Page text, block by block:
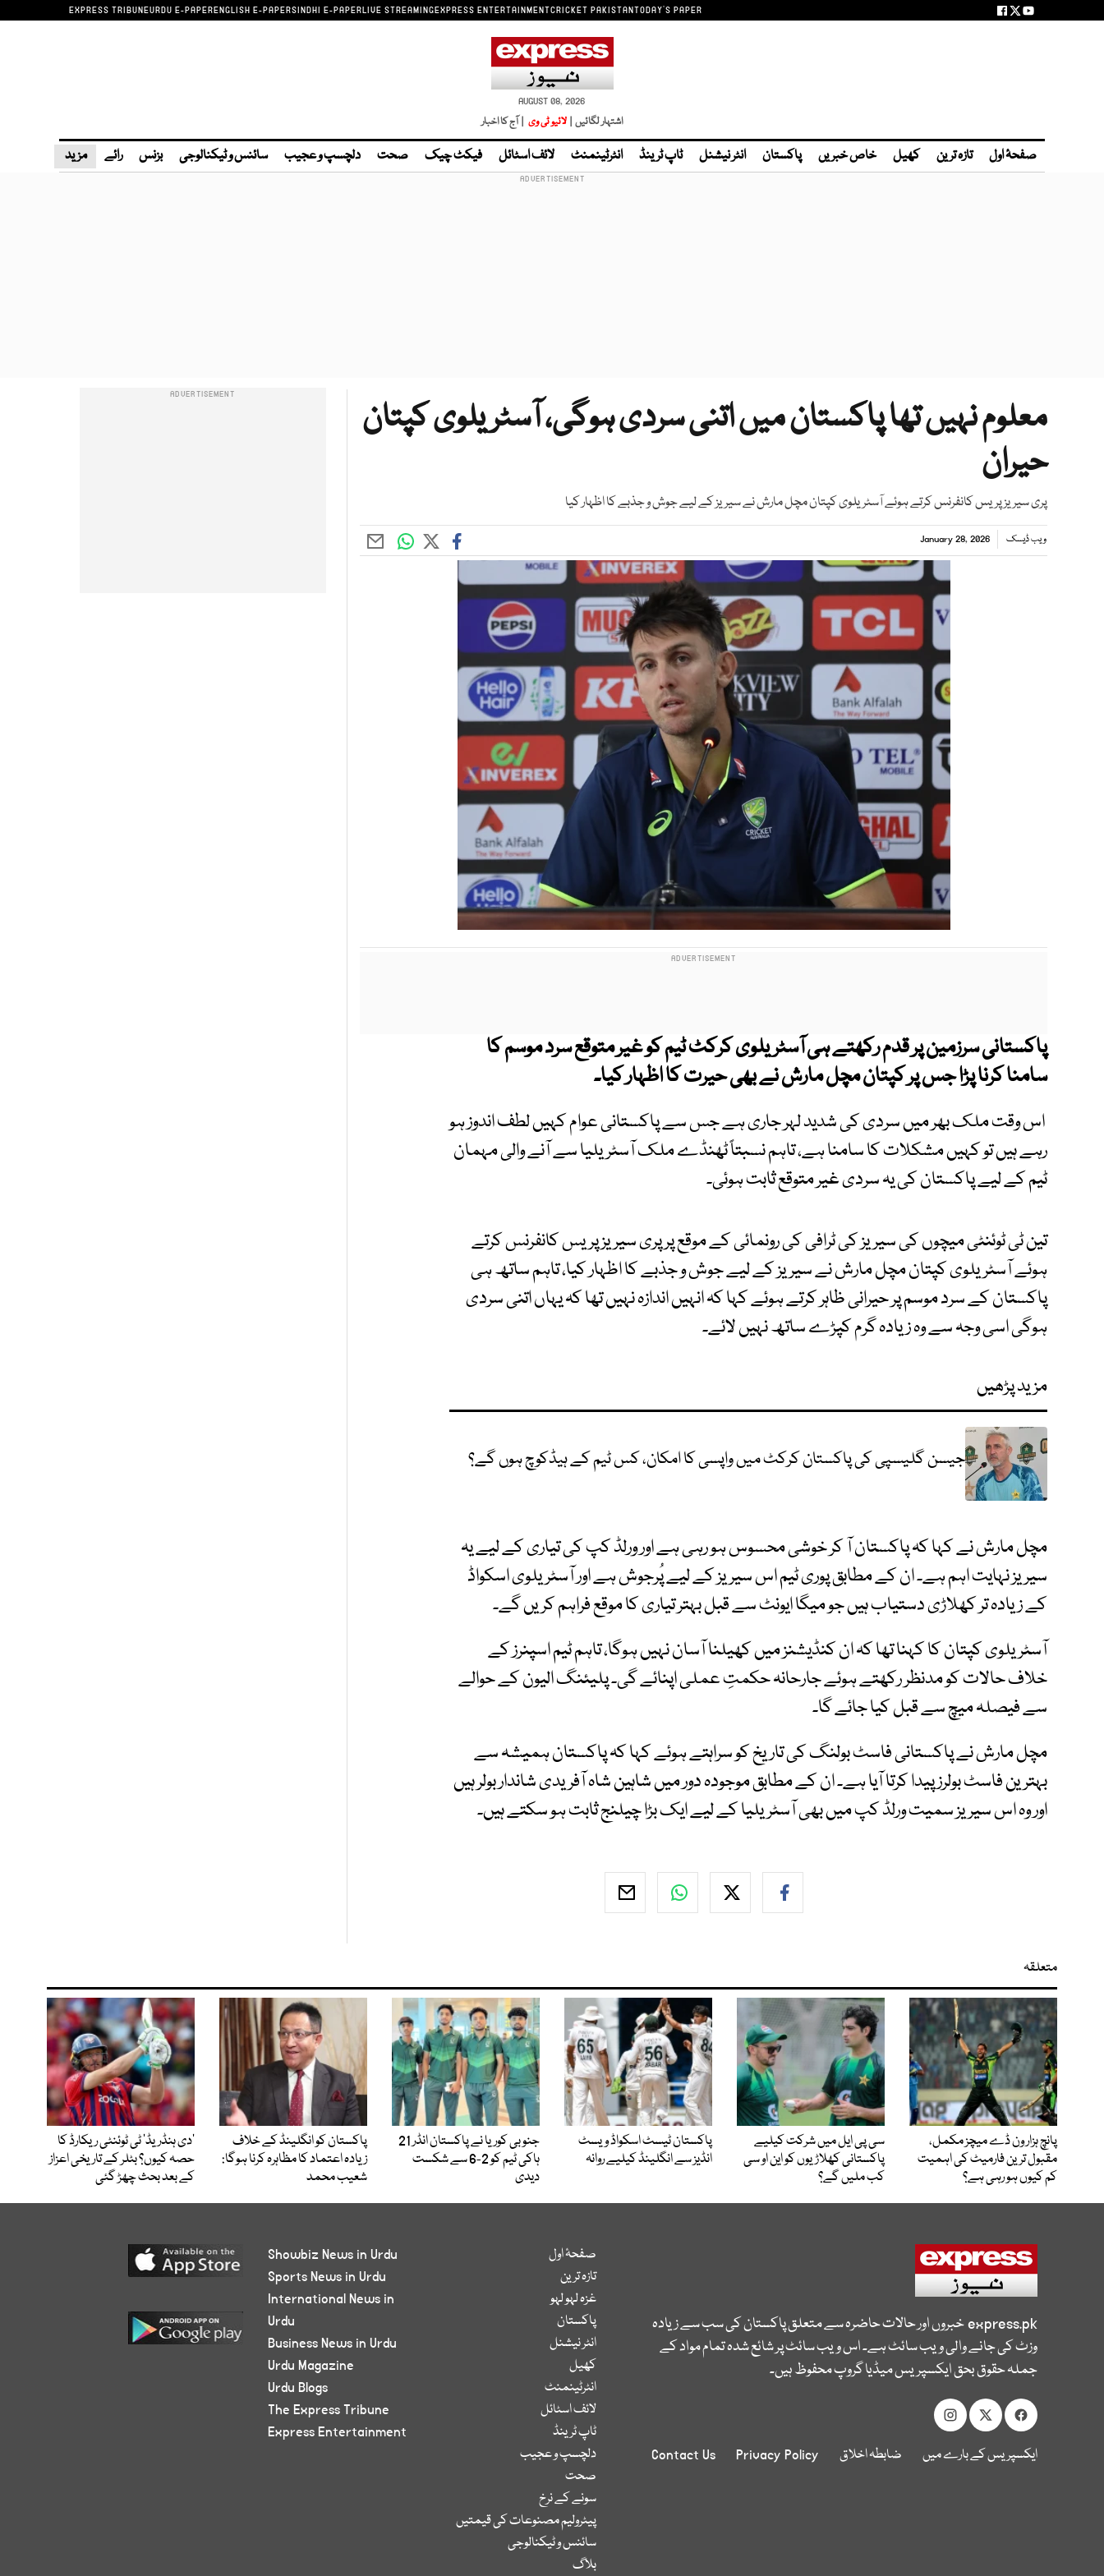
EXPRESS TRIBUNEURDU E-PAPERENGLISH E-PAPERSINDHI E-PAPERLIVE STREAMINGEXPRESS ENTERTAINMENTCRICKET PAKISTANTODAY'S PAPER
AUGUST 08, 2026
اشتہار لگائیں | لائیو ٹی وی | آج کا اخبار
صفحۂ اول تازہ ترین کھیل خاص خبریں پاکستان انٹر نیشنل ٹاپ ٹرینڈ انٹرٹینمنٹ لائف اسٹائل فیکٹ چیک صحت دلچسپ و عجیب سائنس و ٹیکنالوجی بزنس رائے مزید
معلوم نہیں تھا پاکستان میں اتنی سردی ہوگی، آسٹریلوی کپتان
حیران
پری سیریز پریس کانفرنس کرتے ہوئے آسٹریلوی کپتان مچل مارش نے سیریز کے لیے جوش و جذبے کا اظہار کیا
ویب ڈیسک January 28, 2026
پاکستانی سرزمین پر قدم رکھتے ہی آسٹریلوی کرکٹ ٹیم کو غیر متوقع سرد موسم کا
سامنا کرنا پڑا جس پر کپتان مچل مارش نے بھی حیرت کا اظہار کیا۔
اس وقت ملک بھر میں سردی کی شدید لہر جاری ہے جس سے پاکستانی عوام کہیں لطف اندوز ہو
رہے ہیں تو کہیں مشکلات کا سامنا ہے، تاہم نسبتاً ٹھنڈے ملک آسٹریلیا سے آنے والی مہمان
ٹیم کے لیے پاکستان کی یہ سردی غیر متوقع ثابت ہوئی۔
تین ٹی ٹوئنٹی میچوں کی سیریز کی ٹرافی کی رونمائی کے موقع پر پری سیریز پریس کانفرنس کرتے
ہوئے آسٹریلوی کپتان مچل مارش نے سیریز کے لیے جوش و جذبے کا اظہار کیا، تاہم ساتھ ہی
پاکستان کے سرد موسم پر حیرانی ظاہر کرتے ہوئے کہا کہ انہیں اندازہ نہیں تھا کہ یہاں اتنی سردی
ہوگی اسی وجہ سے وہ زیادہ گرم کپڑے ساتھ نہیں لائے۔
مزید پڑھیں
جیسن گلیسپی کی پاکستان کرکٹ میں واپسی کا امکان، کس ٹیم کے ہیڈکوچ ہوں گے؟
مچل مارش نے کہا کہ پاکستان آ کر خوشی محسوس ہو رہی ہے اور ورلڈ کپ کی تیاری کے لیے یہ
سیریز نہایت اہم ہے۔ ان کے مطابق پوری ٹیم اس سیریز کے لیے پُرجوش ہے اور آسٹریلوی اسکواڈ
کے زیادہ تر کھلاڑی دستیاب ہیں جو میگا ایونٹ سے قبل بہتر تیاری کا موقع فراہم کریں گے۔
آسٹریلوی کپتان کا کہنا تھا کہ ان کنڈیشنز میں کھیلنا آسان نہیں ہوگا، تاہم ٹیم اسپنرز کے
خلاف حالات کو مدنظر رکھتے ہوئے جارحانہ حکمتِ عملی اپنائے گی۔ پلیئنگ الیون کے حوالے
سے فیصلہ میچ سے قبل کیا جائے گا۔
مچل مارش نے پاکستانی فاسٹ بولنگ کی تاریخ کو سراہتے ہوئے کہا کہ پاکستان ہمیشہ سے
بہترین فاسٹ بولرز پیدا کرتا آیا ہے۔ ان کے مطابق موجودہ دور میں شاہین شاہ آفریدی شاندار بولر ہیں
اور وہ اس سیریز سمیت ورلڈ کپ میں بھی آسٹریلیا کے لیے ایک بڑا چیلنج ثابت ہو سکتے ہیں۔
متعلقہ
پانچ ہزار ون ڈے میچز مکمل،
مقبول ترین فارمیٹ کی اہمیت
کم کیوں ہو رہی ہے؟
سی پی ایل میں شرکت کیلیے
پاکستانی کھلاڑیوں کو این او سی
کب ملیں گے؟
پاکستان ٹیسٹ اسکواڈ ویسٹ
انڈیز سے انگلینڈ کیلیے روانہ
جنوبی کوریا نے پاکستان انڈر 21
ہاکی ٹیم کو 2-6 سے شکست
دیدی
پاکستان کو انگلینڈ کے خلاف
زیادہ اعتماد کا مظاہرہ کرنا ہوگا:
شعیب محمد
’دی ہنڈریڈ‘ ٹی ٹوئنٹی ریکارڈ کا
حصہ کیوں؟ بٹلر کے تاریخی اعزاز
کے بعد بحث چھڑ گئی
express.pkخبروں اور حالات حاضرہ سے متعلق پاکستان کی سب سے زیادہ
وزٹ کی جانے والی ویب سائٹ ہے۔ اس ویب سائٹ پر شائع شدہ تمام مواد کے
جملہ حقوق بحق ایکسپریس میڈیا گروپ محفوظ ہیں۔
ایکسپریس کے بارے میں ضابطہ اخلاق Privacy Policy
Contact Us
صفحۂ اول
تازہ ترین
غزہ لہو لہو
پاکستان
انٹر نیشنل
کھیل
انٹرٹینمنٹ
لائف اسٹائل
ٹاپ ٹرینڈ
دلچسپ و عجیب
صحت
سونے کے نرخ
پیٹرولیم مصنوعات کی قیمتیں
سائنس و ٹیکنالوجی
بلاگ
Showbiz News in Urdu
Sports News in Urdu
International News in
Urdu
Business News in Urdu
Urdu Magazine
Urdu Blogs
The Express Tribune
Express Entertainment